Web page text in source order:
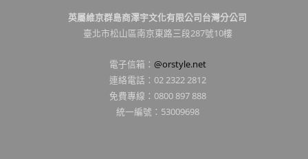
英屬維京群島商澤宇文化有限公司台灣分公司
臺北市松山區南京東路三段287號10樓
電子信箱： @orstyle.net
連絡電話：02 2322 2812
免費專線：0800 897 888
統一編號：53009698